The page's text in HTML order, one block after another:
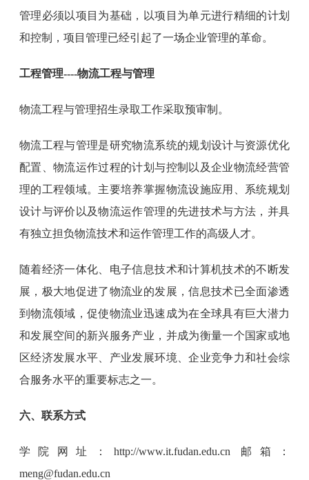
管理必须以项目为基础，以项目为单元进行精细的计划
和控制，项目管理已经引起了一场企业管理的革命。
工程管理----物流工程与管理
物流工程与管理招生录取工作采取预审制。
物流工程与管理是研究物流系统的规划设计与资源优化
配置、物流运作过程的计划与控制以及企业物流经营管
理的工程领域。主要培养掌握物流设施应用、系统规划
设计与评价以及物流运作管理的先进技术与方法，并具
有独立担负物流技术和运作管理工作的高级人才。
随着经济一体化、电子信息技术和计算机技术的不断发
展，极大地促进了物流业的发展，信息技术已全面渗透
到物流领域，促使物流业迅速成为在全球具有巨大潜力
和发展空间的新兴服务产业，并成为衡量一个国家或地
区经济发展水平、产业发展环境、企业竞争力和社会综
合服务水平的重要标志之一。
六、联系方式
学院网址：http://www.it.fudan.edu.cn 邮箱：
meng@fudan.edu.cn